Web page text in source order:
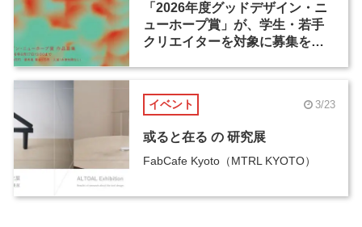
「2026年度グッドデザイン・ニ
ューホープ賞」が、学生・若手
クリエイターを対象に募集を開
イベント 3/23
或ると在る の 研究展
FabCafe Kyoto（MTRL KYOTO）